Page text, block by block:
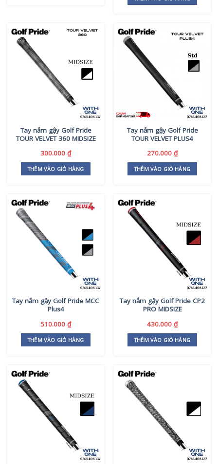
Tay nắm gậy Golf Pride
TOUR VELVET 360 MIDSIZE
300.000 ₫
THÊM VÀO GIỎ HÀNG
Tay nắm gậy Golf Pride
TOUR VELVET PLUS4
270.000 ₫
THÊM VÀO GIỎ HÀNG
Tay nắm gậy Golf Pride MCC
Plus4
510.000 ₫
THÊM VÀO GIỎ HÀNG
Tay nắm gậy Golf Pride CP2
PRO MIDSIZE
430.000 ₫
THÊM VÀO GIỎ HÀNG